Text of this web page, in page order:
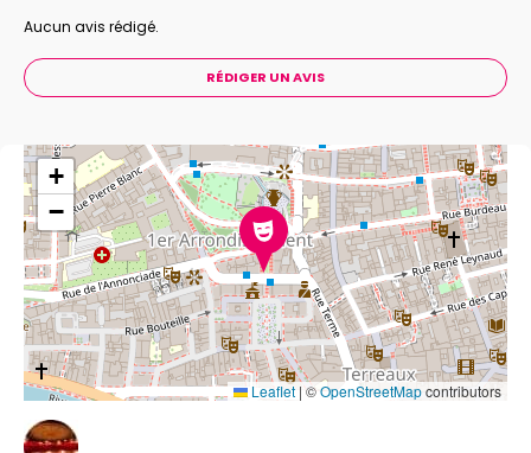
Aucun avis rédigé.
RÉDIGER UN AVIS
+
−
Leaflet |©OpenStreetMapcontributors